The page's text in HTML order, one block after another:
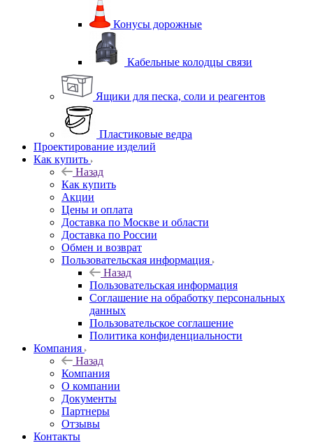
Конусы дорожные
Кабельные колодцы связи
Ящики для песка, соли и реагентов
Пластиковые ведра
Проектирование изделий
Как купить
Назад
Как купить
Акции
Цены и оплата
Доставка по Москве и области
Доставка по России
Обмен и возврат
Пользовательская информация
Назад
Пользовательская информация
Соглашение на обработку персональных
данных
Пользовательское соглашение
Политика конфиденциальности
Компания
Назад
Компания
О компании
Документы
Партнеры
Отзывы
Контакты